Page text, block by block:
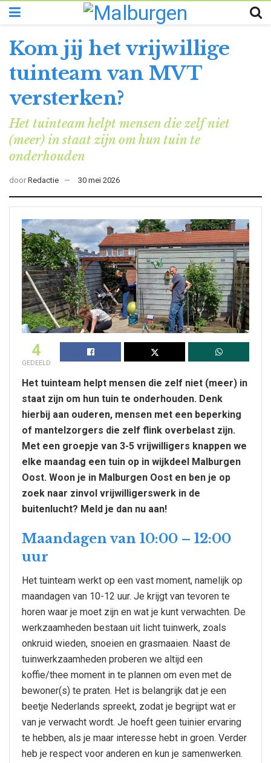
Kom jij het vrijwillige
tuinteam van MVT
versterken?
Het tuinteam helpt mensen die zelf niet
(meer) in staat zijn om hun tuin te
onderhouden
door Redactie 30 mei 2026
4
GEDEELD
Het tuinteam helpt mensen die zelf niet (meer) in
staat zijn om hun tuin te onderhouden. Denk
hierbij aan ouderen, mensen met een beperking
of mantelzorgers die zelf flink overbelast zijn.
Met een groepje van 3-5 vrijwilligers knappen we
elke maandag een tuin op in wijkdeel Malburgen
Oost. Woon je in Malburgen Oost en ben je op
zoek naar zinvol vrijwilligerswerk in de
buitenlucht? Meld je dan nu aan!
Maandagen van 10:00 – 12:00
uur
Het tuinteam werkt op een vast moment, namelijk op
maandagen van 10-12 uur. Je krijgt van tevoren te
horen waar je moet zijn en wat je kunt verwachten. De
werkzaamheden bestaan uit licht tuinwerk, zoals
onkruid wieden, snoeien en grasmaaien. Naast de
tuinwerkzaamheden proberen we altijd een
koffie/thee moment in te plannen om even met de
bewoner(s) te praten. Het is belangrijk dat je een
beetje Nederlands spreekt, zodat je begrijpt wat er
van je verwacht wordt. Je hoeft geen tuinier ervaring
te hebben, als je maar interesse hebt in groen. Verder
heb je respect voor anderen en kun je samenwerken.